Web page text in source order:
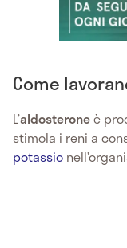
Come
L’aldosteroneè
stimola i reni a
potassio